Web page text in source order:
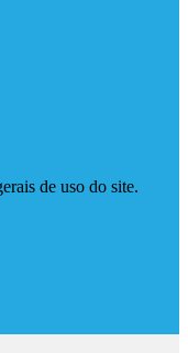
de uso do site.